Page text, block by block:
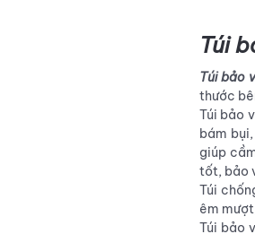
Túi
Túi bảo
thước
Túi bảo
bám
giúp
tốt, bảo
Túi
êm
Túi bảo